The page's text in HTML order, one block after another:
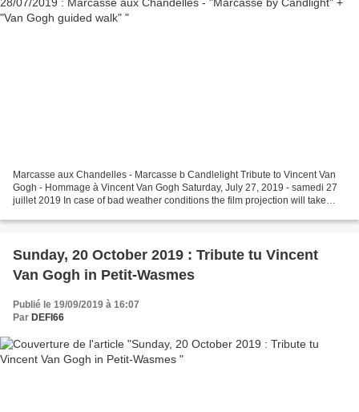
Marcasse aux Chandelles - Marcasse b Candlelight Tribute to Vincent Van
Gogh - Hommage à Vincent Van Gogh Saturday, July 27, 2019 - samedi 27
juillet 2019 In case of bad weather conditions the film projection will take
Sunday, 20 October 2019 : Tribute tu Vincent
Van Gogh in Petit-Wasmes
Publié le 19/09/2019 à 16:07
Par DEFI66